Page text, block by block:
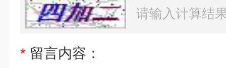
* 留言内容：